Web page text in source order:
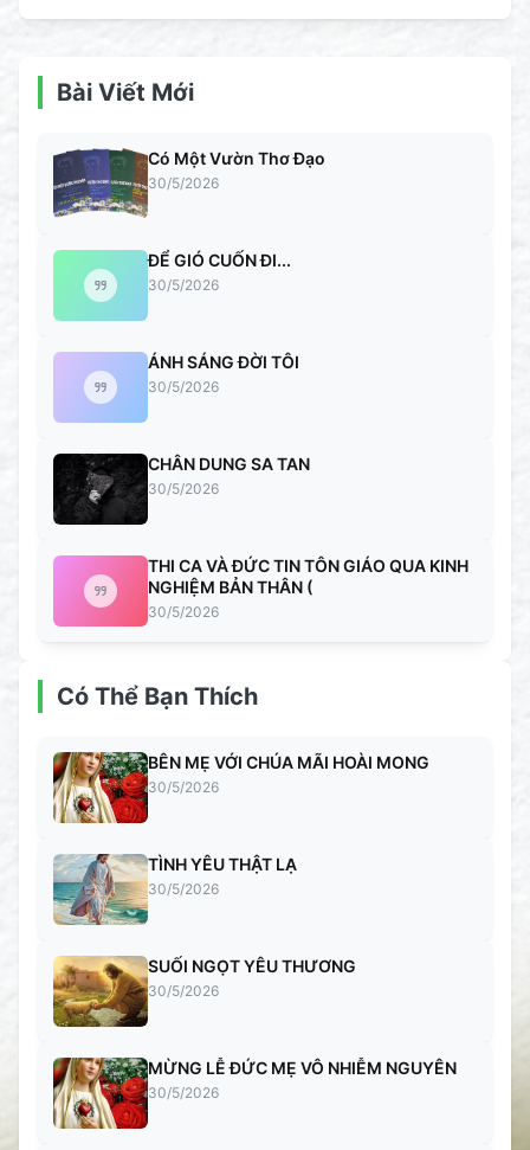
Bài Viết Mới
Có Một Vườn Thơ Đạo
30/5/2026
ĐỂ GIÓ CUỐN ĐI...
30/5/2026
ÁNH SÁNG ĐỜI TÔI
30/5/2026
CHÂN DUNG SA TAN
30/5/2026
THI CA VÀ ĐỨC TIN TÔN GIÁO QUA KINH
NGHIỆM BẢN THÂN (
30/5/2026
Có Thể Bạn Thích
BÊN MẸ VỚI CHÚA MÃI HOÀI MONG
30/5/2026
TÌNH YÊU THẬT LẠ
30/5/2026
SUỐI NGỌT YÊU THƯƠNG
30/5/2026
MỪNG LỄ ĐỨC MẸ VÔ NHIỄM NGUYÊN
30/5/2026